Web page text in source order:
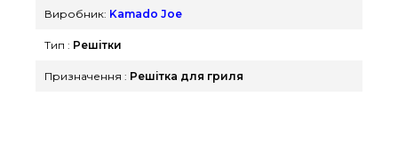
грилів та мангалів grillpoint.com.ua Привабливі
магазину Гриль Поінт. Наберіть нашим
працівникам на номер (044) 334-76-95 и мы
Виробник: Kamado Joe
Тип : Решітки
Призначення : Решітка для гриля